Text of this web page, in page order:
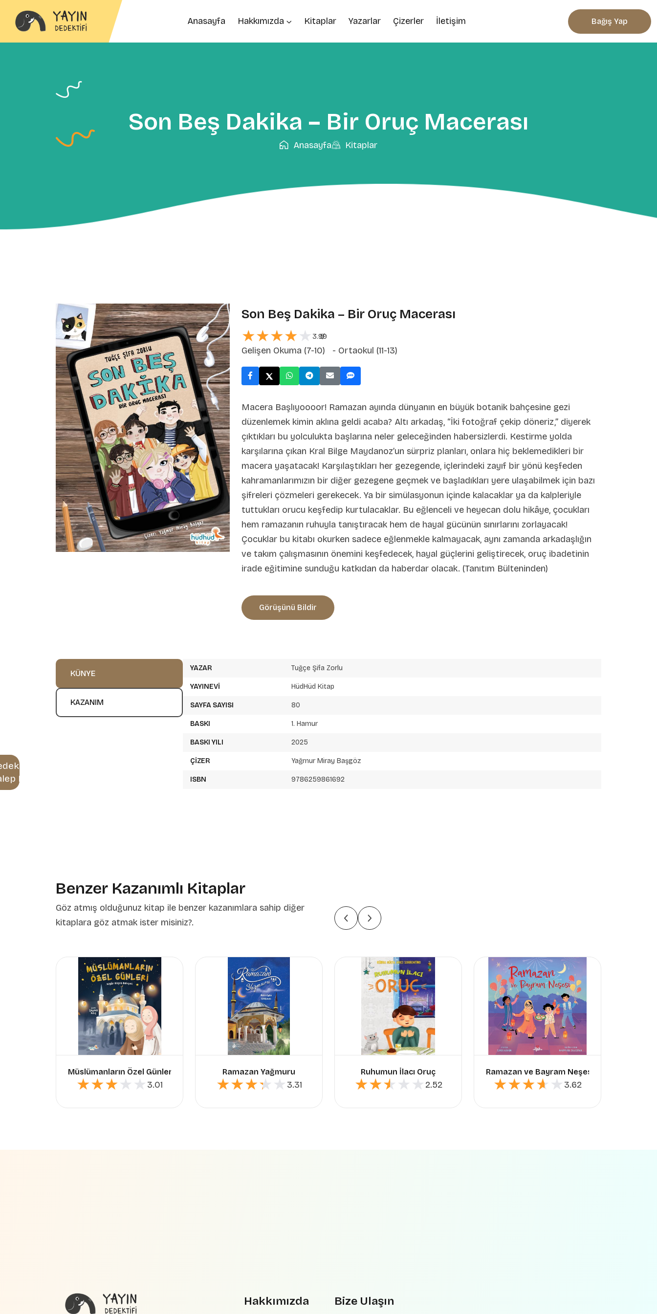
Anasayfa Hakkımızda Kitaplar Yazarlar Çizerler İletişim Bağış Yap
Son Beş Dakika – Bir Oruç Macerası
Anasayfa Kitaplar
Son Beş Dakika – Bir Oruç Macerası
★★★★★
★★★★★ 3.99
/
5
Gelişen Okuma (7-10) - Ortaokul (11-13)
Macera Başlıyoooor! Ramazan ayında dünyanın en büyük botanik bahçesine gezi
düzenlemek kimin aklına geldi acaba? Altı arkadaş, “İki fotoğraf çekip döneriz,” diyerek
çıktıkları bu yolculukta başlarına neler geleceğinden habersizlerdi. Kestirme yolda
karşılarına çıkan Kral Bilge Maydanoz’un sürpriz planları, onlara hiç beklemedikleri bir
macera yaşatacak! Karşılaştıkları her gezegende, içlerindeki zayıf bir yönü keşfeden
kahramanlarımızın bir diğer gezegene geçmek ve başladıkları yere ulaşabilmek için bazı
şifreleri çözmeleri gerekecek. Ya bir simülasyonun içinde kalacaklar ya da kalpleriyle
tuttukları orucu keşfedip kurtulacaklar. Bu eğlenceli ve heyecan dolu hikâye, çocukları
hem ramazanın ruhuyla tanıştıracak hem de hayal gücünün sınırlarını zorlayacak!
Çocuklar bu kitabı okurken sadece eğlenmekle kalmayacak, aynı zamanda arkadaşlığın
ve takım çalışmasının önemini keşfedecek, hayal güçlerini geliştirecek, oruç ibadetinin
irade eğitimine sunduğu katkıdan da haberdar olacak. (Tanıtım Bülteninden)
Görüşünü Bildir
KÜNYE
KAZANIM
YAZAR Tuğçe Şifa Zorlu
YAYINEVI HüdHüd Kitap
SAYFA SAYISI 80
BASKI 1. Hamur
BASKI YILI 2025
ÇIZER Yağmur Miray Başgöz
ISBN 9786259861692
Benzer Kazanımlı Kitaplar
Göz atmış olduğunuz kitap ile benzer kazanımlara sahip diğer
kitaplara göz atmak ister misiniz?.
Müslümanların Özel Günleri
★★★★★
★★★★★ 3.01
Ramazan Yağmuru
★★★★★
★★★★★ 3.31
Ruhumun İlacı Oruç
★★★★★
★★★★★ 2.52
Ramazan ve Bayram Neşesi
★★★★★
★★★★★ 3.62
Hakkımızda Bize Ulaşın
Et